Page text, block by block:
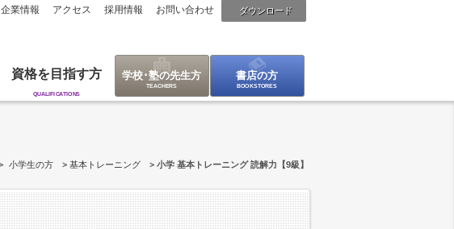
ダウンロード
企業情報 アクセス 採用情報 お問い合わせ
資格を目指す方 学校･塾の先生方 書店の方
小学生の方 基本トレーニング 小学 基本トレーニング 読解力【9級】